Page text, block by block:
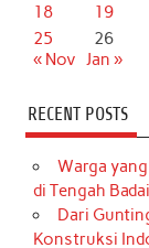
18
19
25
26
« Nov Jan »
RECENT POSTS
Warga
di Tengah
Dari
Konstruksi